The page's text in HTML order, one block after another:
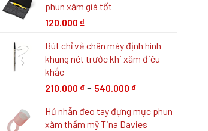
phun xăm giá tốt
120.000 ₫
Bút chỉ vẽ chân mày định hình
khung nét trước khi xăm điêu
khắc
210.000 ₫ – 540.000 ₫
Hủ nhẫn đeo tay đựng mực phun
xăm thẩm mỹ Tina Davies